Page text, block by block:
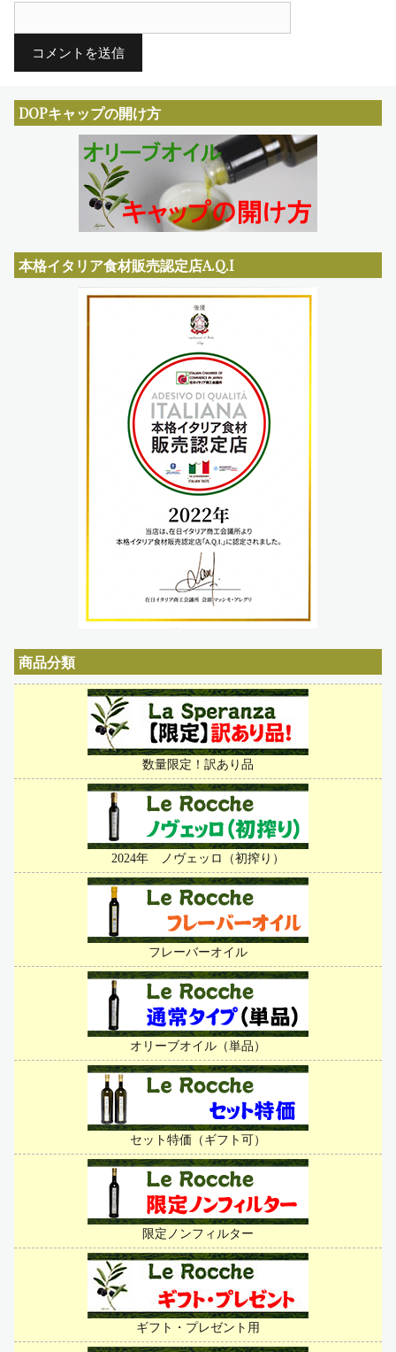
DOPキャップの開け方
本格イタリア食材販売認定店A.Q.I
商品分類
数量限定！訳あり品
2024年 ノヴェッロ（初搾り）
フレーバーオイル
オリーブオイル（単品）
セット特価（ギフト可）
限定ノンフィルター
ギフト・プレゼント用